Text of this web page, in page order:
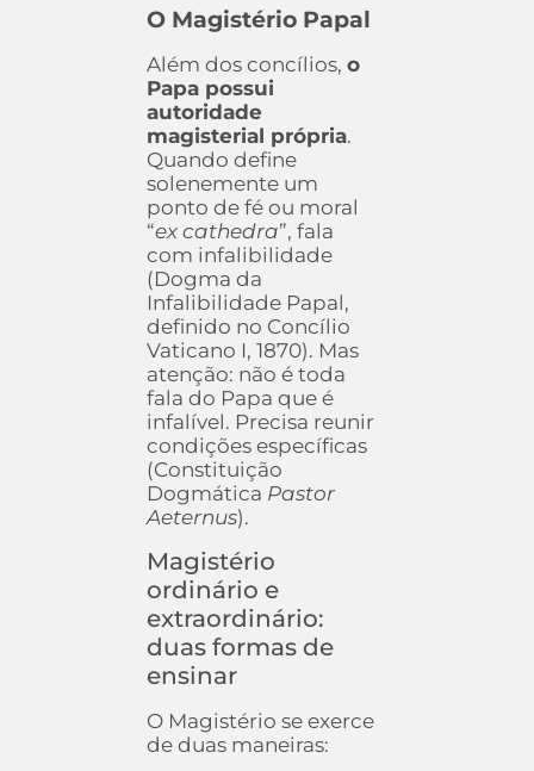
O Magistério Papal
Além dos concílios,o
Papa possui
autoridade
magisterial própria.
Quando define
solenemente um
ponto de fé ou moral
“ex cathedra”, fala
com infalibilidade
(Dogma da
Infalibilidade Papal,
definido no Concílio
Vaticano I, 1870). Mas
atenção: não é toda
fala do Papa que é
infalível. Precisa reunir
condições específicas
(Constituição
Dogmática Pastor
Aeternus).
Magistério
ordinário e
extraordinário:
duas formas de
ensinar
O Magistério se exerce
de duas maneiras: